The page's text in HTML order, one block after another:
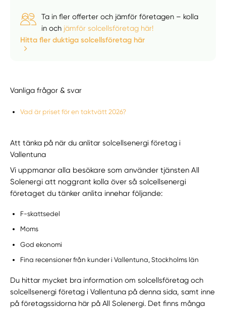
Ta in fler offerter och jämför företagen – kolla
in och jämför solcellsföretag här!
Hitta fler duktiga solcellsföretag här
Vanliga frågor & svar
Vad är priset för en taktvätt 2026?
Att tänka på när du anlitar solcellsenergi företag i
Vallentuna
Vi uppmanar alla besökare som använder tjänsten All
Solenergi att noggrant kolla över så solcellsenergi
företaget du tänker anlita innehar följande:
F-skattsedel
Moms
God ekonomi
Fina recensioner från kunder i Vallentuna, Stockholms län
Du hittar mycket bra information om solcellsföretag och
solcellsenergi företag i Vallentuna på denna sida, samt inne
på företagssidorna här på All Solenergi. Det finns många